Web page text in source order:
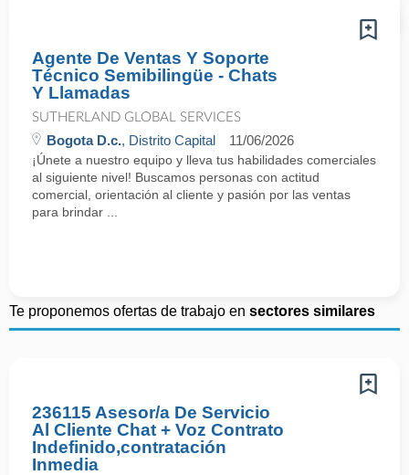
Agente De Ventas Y Soporte
Técnico Semibilingüe - Chats
Y Llamadas
SUTHERLAND GLOBAL SERVICES
Bogota D.c., Distrito Capital 11/06/2026
¡Únete a nuestro equipo y lleva tus habilidades comerciales
al siguiente nivel! Buscamos personas con actitud
comercial, orientación al cliente y pasión por las ventas
para brindar ...
Te proponemos ofertas de trabajo en sectores similares
236115 Asesor/a De Servicio
Al Cliente Chat + Voz Contrato
Indefinido,contratación
Inmedia